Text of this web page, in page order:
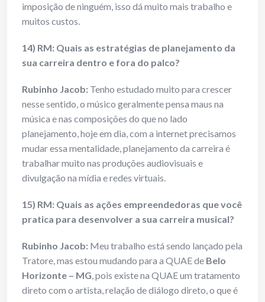
imposição de ninguém, isso dá muito mais trabalho e
muitos custos.
14) RM: Quais as estratégias de planejamento da
sua carreira dentro e fora do palco?
Rubinho Jacob: Tenho estudado muito para crescer
nesse sentido, o músico geralmente pensa maus na
música e nas composições do que no lado
planejamento, hoje em dia, com a internet precisamos
mudar essa mentalidade, planejamento da carreira é
trabalhar muito nas produções audiovisuais e
divulgação na mídia e redes virtuais.
15) RM: Quais as ações empreendedoras que você
pratica para desenvolver a sua carreira musical?
Rubinho Jacob: Meu trabalho está sendo lançado pela
Tratore, mas estou mudando para a QUAE de Belo
Horizonte – MG, pois existe na QUAE um tratamento
direto com o artista, relação de diálogo direto, o que é